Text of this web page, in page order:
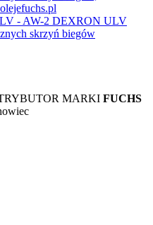
- AW-2 DEXRON ULV
skrzyń biegów
MARKI FUCHS